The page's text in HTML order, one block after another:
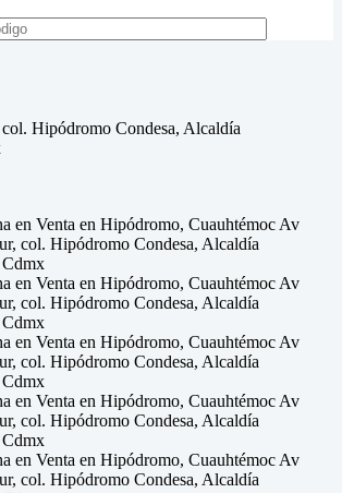
Hipódromo Condesa, Alcaldía